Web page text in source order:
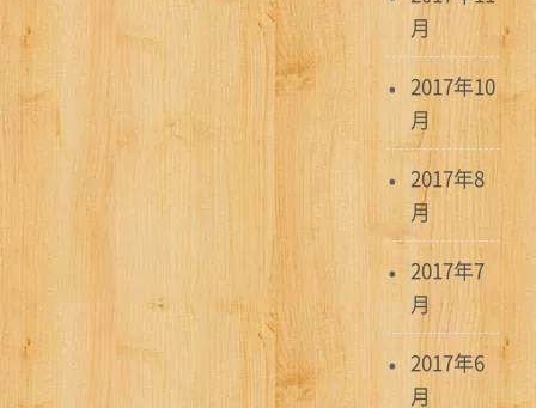
月
2017年10
月
2017年8
月
2017年7
月
2017年6
月